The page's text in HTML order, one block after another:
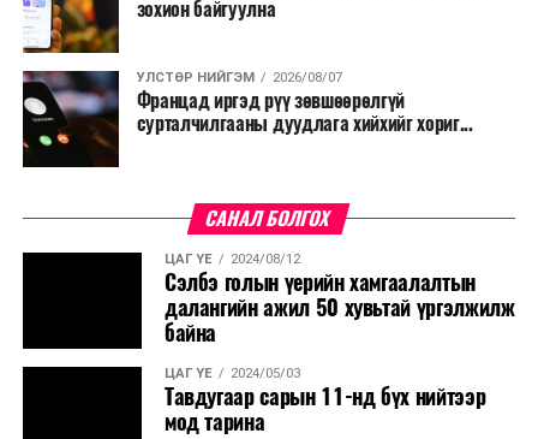
зохион байгуулна
УЛСТӨР НИЙГЭМ 2026/08/07
Францад иргэд рүү зөвшөөрөлгүй
сурталчилгааны дуудлага хийхийг хориг...
САНАЛ БОЛГОХ
ЦАГ ҮЕ 2024/08/12
Сэлбэ голын үерийн хамгаалалтын
далангийн ажил 50 хувьтай үргэлжилж
байна
ЦАГ ҮЕ 2024/05/03
Тавдугаар сарын 11-нд бүх нийтээр
мод тарина